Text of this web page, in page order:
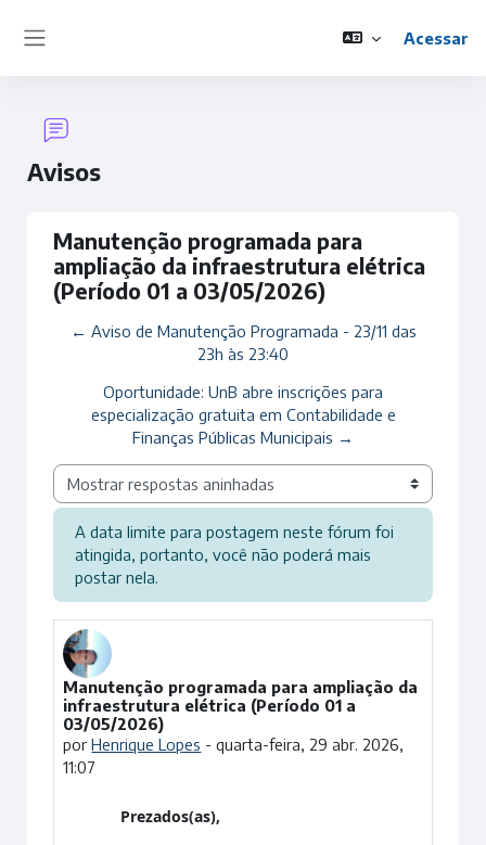
Acessar
Avisos
Manutenção programada para
ampliação da infraestrutura elétrica
(Período 01 a 03/05/2026)
← Aviso de Manutenção Programada - 23/11 das
23h às 23:40
Oportunidade: UnB abre inscrições para
especialização gratuita em Contabilidade e
Finanças Públicas Municipais →
Modo de visualização
A data limite para postagem neste fórum foi
atingida, portanto, você não poderá mais
postar nela.
Manutenção programada para ampliação da
infraestrutura elétrica (Período 01 a
03/05/2026)
porHenrique Lopes -quarta-feira, 29 abr. 2026,
11:07
Número de respostas: 0
Prezados(as),